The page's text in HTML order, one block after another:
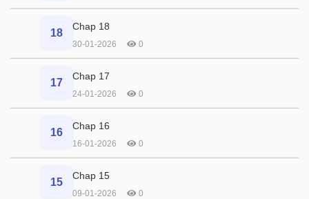
18
Chap 18
30-01-2026 0
17
Chap 17
24-01-2026 0
16
Chap 16
16-01-2026 0
15
Chap 15
09-01-2026 0